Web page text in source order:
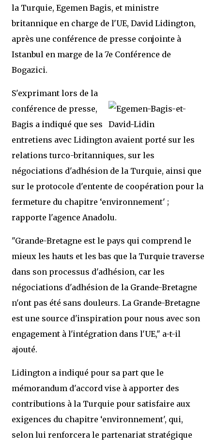
la Turquie, Egemen Bagis, et ministre
britannique en charge de l'UE, David Lidington,
après une conférence de presse conjointe à
Istanbul en marge de la 7e Conférence de
Bogazici.
S'exprimant lors de la
conférence de presse,
Bagis a indiqué que ses
entretiens avec Lidington avaient porté sur les
relations turco-britanniques, sur les
négociations d'adhésion de la Turquie, ainsi que
sur le protocole d'entente de coopération pour la
fermeture du chapitre ‘environnement' ;
rapporte l'agence Anadolu.
"Grande-Bretagne est le pays qui comprend le
mieux les hauts et les bas que la Turquie traverse
dans son processus d'adhésion, car les
négociations d'adhésion de la Grande-Bretagne
n'ont pas été sans douleurs. La Grande-Bretagne
est une source d'inspiration pour nous avec son
engagement à l'intégration dans l'UE," a-t-il
ajouté.
Lidington a indiqué pour sa part que le
mémorandum d'accord vise à apporter des
contributions à la Turquie pour satisfaire aux
exigences du chapitre ‘environnement', qui,
selon lui renforcera le partenariat stratégique